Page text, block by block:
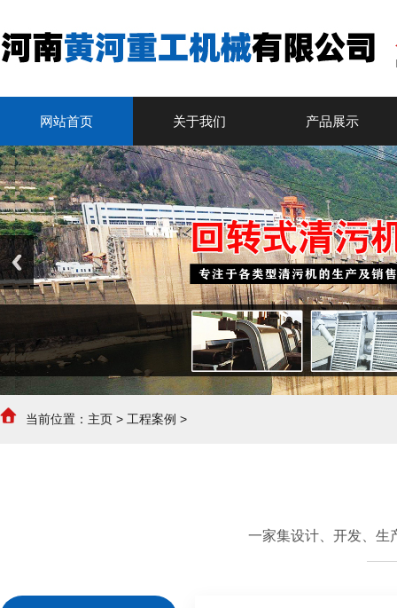
网站首页 关于我们 产品展示
当前位置： 主页 > 工程案例 >
一家集设计、开发、生